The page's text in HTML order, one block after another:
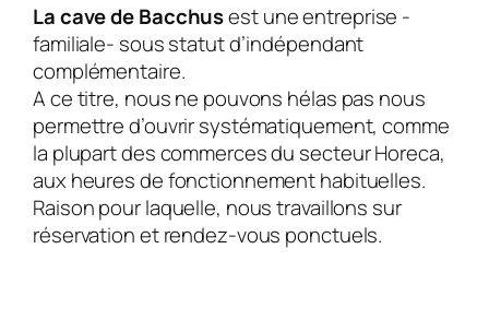
La cave de Bacchusest une entreprise -
familiale- sous statut d’indépendant
complémentaire.
A ce titre, nous ne pouvons hélas pas nous
permettre d’ouvrir systématiquement, comme
la plupart des commerces du secteur Horeca,
aux heures de fonctionnement habituelles.
Raison pour laquelle, nous travaillons sur
réservation et rendez-vous ponctuels.